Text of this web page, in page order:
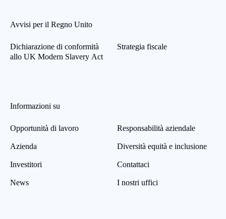
Avvisi per il Regno Unito
Dichiarazione di conformità
allo UK Modern Slavery Act
Strategia fiscale
Informazioni su
Opportunità di lavoro
Azienda
Investitori
News
Responsabilità aziendale
Diversità equità e inclusione
Contattaci
I nostri uffici